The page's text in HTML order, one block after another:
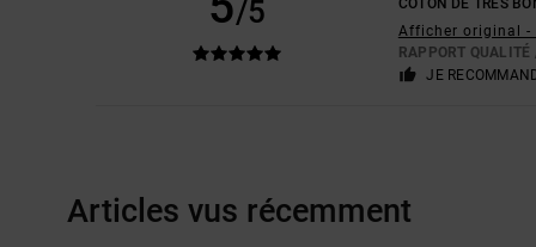
/5
COTON DE TRÈS
Afficher original -
RAPPORT QUALITÉ
JE
Articles vus récemment